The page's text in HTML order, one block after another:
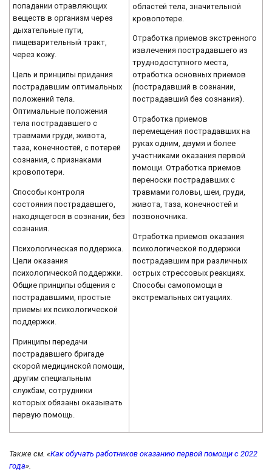
попадании отравляющих
веществ в организм через
дыхательные пути,
пищеварительный тракт,
через кожу.
Цель и принципы придания
пострадавшим оптимальных
положений тела.
Оптимальные положения
тела пострадавшего с
травмами груди, живота,
таза, конечностей, с потерей
сознания, с признаками
кровопотери.
Способы контроля
состояния пострадавшего,
находящегося в сознании, без
сознания.
Психологическая поддержка.
Цели оказания
психологической поддержки.
Общие принципы общения с
пострадавшими, простые
приемы их психологической
поддержки.
Принципы передачи
пострадавшего бригаде
скорой медицинской помощи,
другим специальным
службам, сотрудники
которых обязаны оказывать
первую помощь.
областей тела, значительной
кровопотере.
Отработка приемов экстренного
извлечения пострадавшего из
труднодоступного места,
отработка основных приемов
(пострадавший в сознании,
пострадавший без сознания).
Отработка приемов
перемещения пострадавших на
руках одним, двумя и более
участниками оказания первой
помощи. Отработка приемов
переноски пострадавших с
травмами головы, шеи, груди,
живота, таза, конечностей и
позвоночника.
Отработка приемов оказания
психологической поддержки
пострадавшим при различных
острых стрессовых реакциях.
Способы самопомощи в
экстремальных ситуациях.
Также см. «Как обучать работников оказанию первой помощи с 2022
года».